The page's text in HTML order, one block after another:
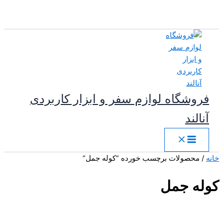
فروشگاه لوازم سفر و ابزار کاربردی
آنالند
خانه / محصولات برچسب خورده “کوله جمل”
کوله جمل